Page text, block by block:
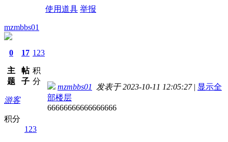
使用道具 举报
mzmbbs01
0
主
题
17
帖
子
123
积
分
游客
积分
123
mzmbbs01 发表于 2023-10-11 12:05:27 | 显示全
部楼层
66666666666666666